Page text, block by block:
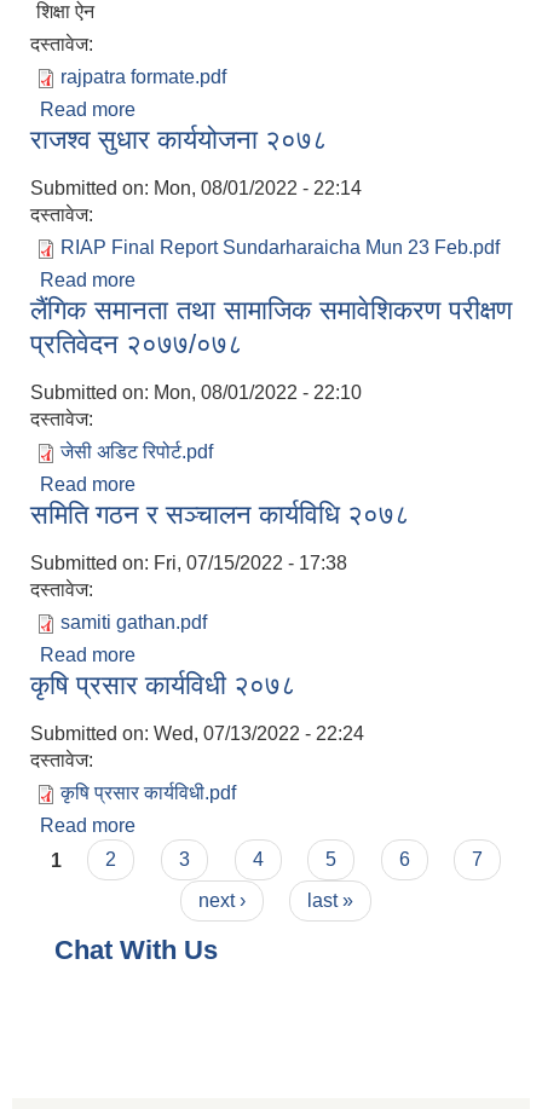
शिक्षा ऐन
दस्तावेज:
rajpatra formate.pdf
Read more
राजश्व सुधार कार्ययोजना २०७८
Submitted on: Mon, 08/01/2022 - 22:14
दस्तावेज:
RIAP Final Report Sundarharaicha Mun 23 Feb.pdf
Read more
लैंगिक समानता तथा सामाजिक समावेशिकरण परीक्षण
प्रतिवेदन २०७७/०७८
Submitted on: Mon, 08/01/2022 - 22:10
दस्तावेज:
जेसी अडिट रिपोर्ट.pdf
Read more
प्रतिवेदन २०७७/०७८
समिति गठन र सञ्चालन कार्यविधि २०७८
Submitted on: Fri, 07/15/2022 - 17:38
दस्तावेज:
samiti gathan.pdf
Read more
कृषि प्रसार कार्यविधी २०७८
Submitted on: Wed, 07/13/2022 - 22:24
दस्तावेज:
कृषि प्रसार कार्यविधी.pdf
Read more
Pages
1 2 3 4 5 6
7
next ›
last »
Chat With Us